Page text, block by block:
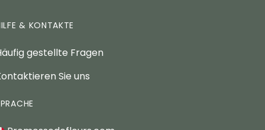
& KONTAKTE
gestellte Fragen
Sie uns